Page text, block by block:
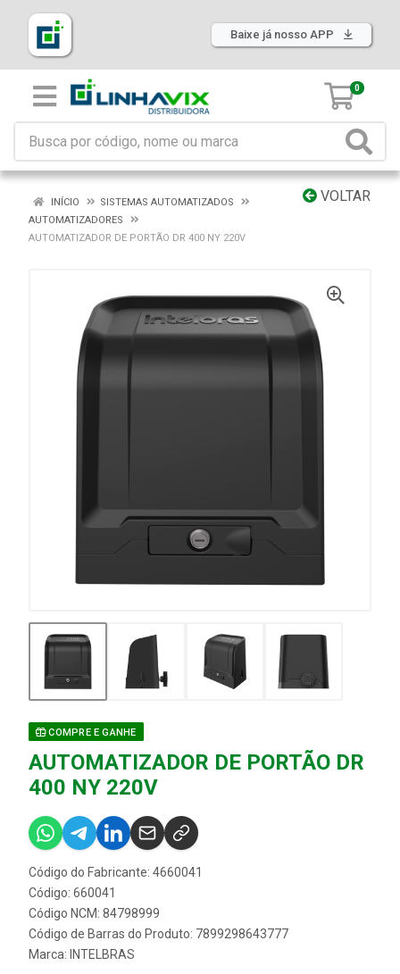
Baixe já nosso APP
0
VOLTAR
INÍCIO
SISTEMAS AUTOMATIZADOS
AUTOMATIZADORES
AUTOMATIZADOR DE PORTÃO DR 400 NY 220V
COMPRE E GANHE
AUTOMATIZADOR DE PORTÃO DR
400 NY 220V
Código do Fabricante: 4660041
Código: 660041
Código NCM: 84798999
Código de Barras do Produto: 7899298643777
Marca: INTELBRAS